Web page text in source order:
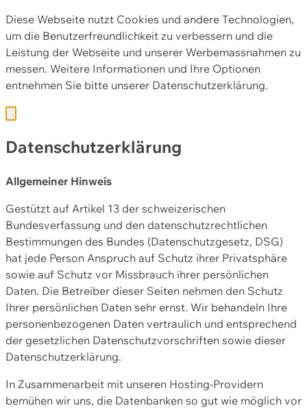
Diese Webseite nutzt Cookies und andere Technologien,
um die Benutzerfreundlichkeit zu verbessern und die
Leistung der Webseite und unserer Werbemassnahmen zu
messen. Weitere Informationen und Ihre Optionen
entnehmen Sie bitte unserer Datenschutzerklärung.
Datenschutzerklärung
Allgemeiner Hinweis
Gestützt auf Artikel 13 der schweizerischen
Bundesverfassung und den datenschutzrechtlichen
Bestimmungen des Bundes (Datenschutzgesetz, DSG)
hat jede Person Anspruch auf Schutz ihrer Privatsphäre
sowie auf Schutz vor Missbrauch ihrer persönlichen
Daten. Die Betreiber dieser Seiten nehmen den Schutz
Ihrer persönlichen Daten sehr ernst. Wir behandeln Ihre
personenbezogenen Daten vertraulich und entsprechend
der gesetzlichen Datenschutzvorschriften sowie dieser
Datenschutzerklärung.
In Zusammenarbeit mit unseren Hosting-Providern
bemühen wir uns, die Datenbanken so gut wie möglich vor